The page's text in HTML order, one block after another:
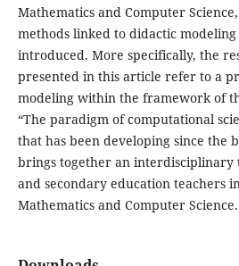
Mathematics and Computer
methods linked to didactic
introduced. More specifically, the
presented in this article refer to a
modeling within the framework of
“The paradigm of computational
that has been developing since the
brings together an interdisciplinary
and secondary education teachers
Mathematics and Computer Science.